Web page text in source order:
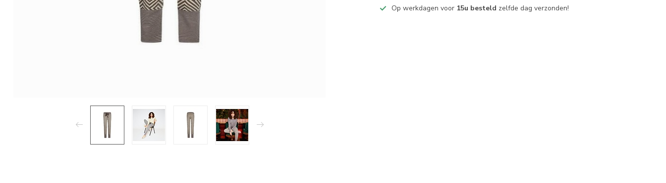
Op werkdagen voor 15u besteld zelfde dag verzonden!